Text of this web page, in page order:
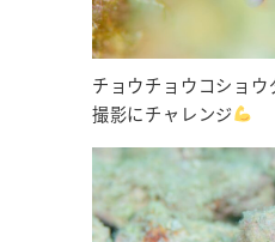
チョウチョウコショ
撮影にチャレンジ